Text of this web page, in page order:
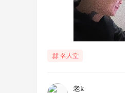
名人堂
老k